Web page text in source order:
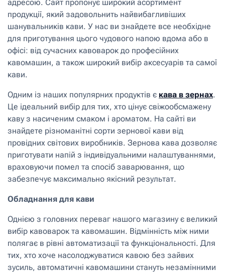
адресою. Сайт пропонує широкий асортимент
продукції, який задовольнить найвибагливіших
шанувальників кави. У нас ви знайдете все необхідне
для приготування цього чудового напою вдома або в
офісі: від сучасних кавоварок до професійних
кавомашин, а також широкий вибір аксесуарів та самої
кави.
Одним із наших популярних продуктів є кава в зернах.
Це ідеальний вибір для тих, хто цінує свіжообсмажену
каву з насиченим смаком і ароматом. На сайті ви
знайдете різноманітні сорти зернової кави від
провідних світових виробників. Зернова кава дозволяє
приготувати напій з індивідуальними налаштуваннями,
враховуючи помел та спосіб заварювання, що
забезпечує максимально якісний результат.
Обладнання для кави
Однією з головних переваг нашого магазину є великий
вибір кавоварок та кавомашин. Відмінність між ними
полягає в рівні автоматизації та функціональності. Для
тих, хто хоче насолоджуватися кавою без зайвих
зусиль, автоматичні кавомашини стануть незамінними